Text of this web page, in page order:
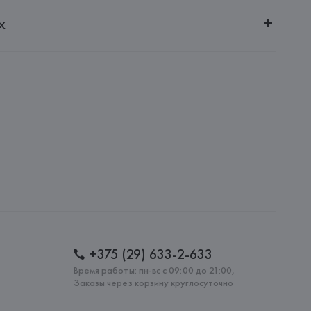
г. Минск, ул. Немига, 5, пом. 39, ком. 1
+375 (29) 633-2-633
Время работы: пн-вс с 09:00 до 21:00,
Заказы через корзину круглосуточно